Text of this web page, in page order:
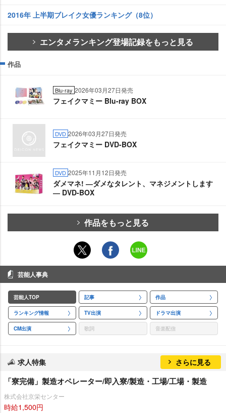
2016年 上半期ブレイク女優ランキング（8位）
エンタメランキング登場記録をもっと見る
作品
Blu-ray 2026年03月27日発売
フェイクマミー Blu-ray BOX
DVD 2026年03月27日発売
フェイクマミー DVD-BOX
DVD 2025年11月12日発売
ダメマネ! ―ダメなタレント、マネジメントします
― DVD-BOX
作品をもっと見る
芸能人事典
芸能人TOP 記事 作品
ランキング情報 TV出演 ドラマ出演
CM出演 歌詞 音楽配信
求人特集 さらに見る
「寮完備」製造オペレーター/即入寮/製造・工場/工場・製造
株式会社京栄センター
時給1,500円